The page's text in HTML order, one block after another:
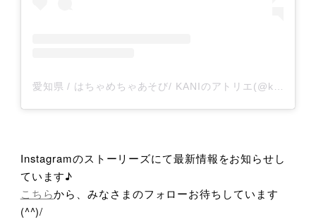
Instagramのストーリーズにて最新情報をお知らせし
ています♪
こちらから、みなさまのフォローお待ちしています
(^^)/